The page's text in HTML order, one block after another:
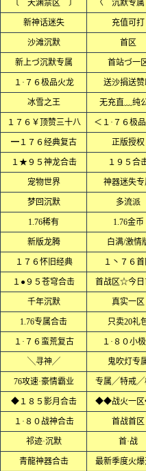
〔 天渊禁区 〕 〈 沉默专
新神话迷失 充值可打
沙滩沉默 首区
新上づ沉默专属 首站づ一
１·７６极品火龙 送沙捐送
冰雪之王 无充直﹏纯
１７６￥顶赞三十八 ＜１·７６极
━１７６经典复古 正版授权
１★９５神龙合击 １９５合
宠物世界 神器迷失专
梦回沉默 多流派
1.76稀有 1.76金币
新版龙腾 白满/激情
１７６怀旧经典 １丶７６首
１●９５苍穹合击 首战区☆今日
千年沉默 真实一区
1.76专属合击 只卖20礼
１·７６蛮荒复古 １·８０小
╲寻神╱ 鬼吹灯专
76攻速·豪情霸业 专属╱特戒╱
◆１８５影月合击 ◆◆战火一
１·８０战神合击 首战首区
祁迹·沉默 首·战
青龍神器合击 最新季度火